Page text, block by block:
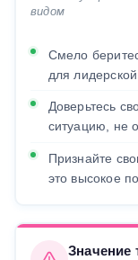
видом
Смело
для
Доверьтесь
ситуацию, не
Признайте
это высокое
Значение